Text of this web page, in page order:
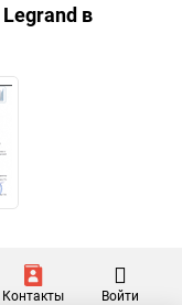
Legrand в
Контакты Войти